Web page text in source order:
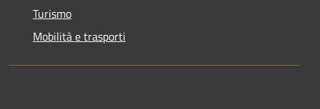
Turismo
Mobilità e trasporti